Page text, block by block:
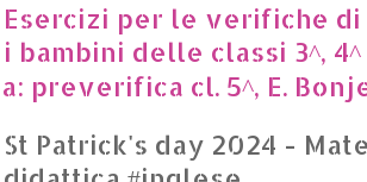
Esercizi per le verifiche
i bambini delle classi 3^,
preverifica cl. 5^, E.
St Patrick's day 2024 -